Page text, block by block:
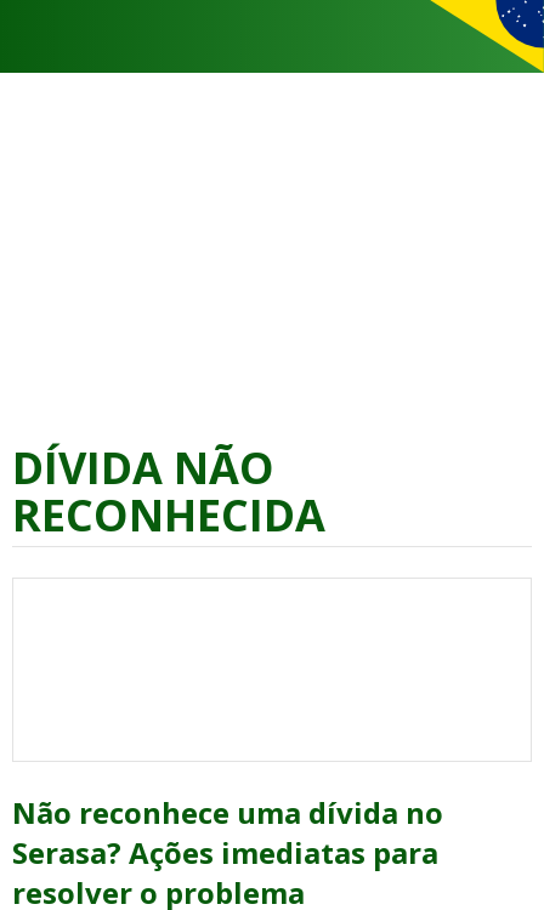
DÍVIDA NÃO
RECONHECIDA
Não reconhece uma dívida no
Serasa? Ações imediatas para
resolver o problema